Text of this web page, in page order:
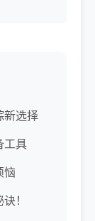
新选择
工具
恼
！